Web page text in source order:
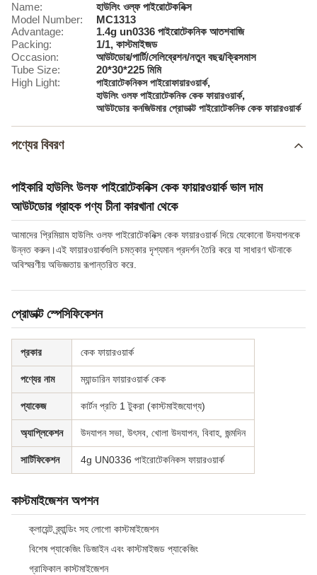
Name:
হাউলিং ওল্ফ পাইরোটেকনিক্স
Model Number:
MC1313
Advantage:
1.4g un0336 পাইরোটেকনিক আতশবাজি
Packing:
1/1, কাস্টমাইজড
Occasion:
আউটডোর/পার্টি/সেলিব্রেশন/নতুন বছর/ক্রিসমাস
Tube Size:
20*30*225 মিমি
High Light:
পাইরোটেকনিকস পাইরোফায়ারওয়ার্ক,
হাউলিং ওলফ পাইরোটেকনিক কেক ফায়ারওয়ার্ক,
আউটডোর কনজিউমার প্রোডাক্ট পাইরোটেকনিক কেক ফায়ারওয়ার্ক
পণ্যের বিবরণ
পাইকারি হাউলিং উলফ পাইরোটেকনিক্স কেক ফায়ারওয়ার্ক ভাল দাম
আউটডোর গ্রাহক পণ্য চীনা কারখানা থেকে
আমাদের প্রিমিয়াম হাউলিং ওলফ পাইরোটেকনিক্স কেক ফায়ারওয়ার্ক দিয়ে যেকোনো উদযাপনকে
উন্নত করুন।এই ফায়ারওয়ার্কগুলি চমত্কার দৃশ্যমান প্রদর্শন তৈরি করে যা সাধারণ ঘটনাকে
অবিস্মরণীয় অভিজ্ঞতায় রূপান্তরিত করে.
প্রোডাক্ট স্পেসিফিকেশন
প্রকার কেক ফায়ারওয়ার্ক
পণ্যের নাম ম্যান্ডারিন ফায়ারওয়ার্ক কেক
প্যাকেজ কার্টন প্রতি 1 টুকরা (কাস্টমাইজযোগ্য)
অ্যাপ্লিকেশন উদযাপন সভা, উৎসব, খোলা উদযাপন, বিবাহ, জন্মদিন
সার্টিফিকেশন 4g UN0336 পাইরোটেকনিকস ফায়ারওয়ার্ক
কাস্টমাইজেশন অপশন
ক্লায়েন্ট ব্র্যান্ডিং সহ লোগো কাস্টমাইজেশন
বিশেষ প্যাকেজিং ডিজাইন এবং কাস্টমাইজড প্যাকেজিং
গ্রাফিকাল কাস্টমাইজেশন